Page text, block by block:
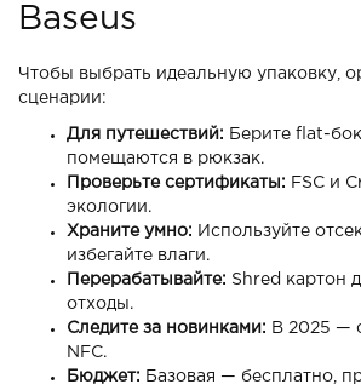
Baseus
Чтобы выбрать идеальную упаковку,
сценарии:
Для путешествий: Берите flat-
помещаются в рюкзак.
Проверьте сертификаты: FSC и
экологии.
Храните умно: Используйте
избегайте влаги.
Перерабатывайте: Shred картон
отходы.
Следите за новинками: В 2025 —
NFC.
Бюджет: Базовая — бесплатно,